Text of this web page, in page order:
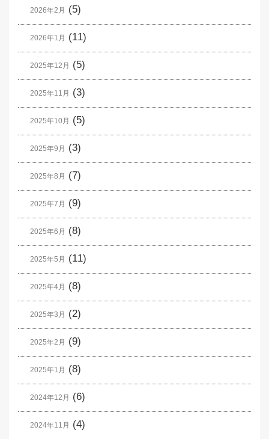
2026年2月 (5)
2026年1月 (11)
2025年12月 (5)
2025年11月 (3)
2025年10月 (5)
2025年9月 (3)
2025年8月 (7)
2025年7月 (9)
2025年6月 (8)
2025年5月 (11)
2025年4月 (8)
2025年3月 (2)
2025年2月 (9)
2025年1月 (8)
2024年12月 (6)
2024年11月 (4)